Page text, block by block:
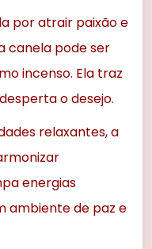
por atrair paixão e
canela pode ser
incenso. Ela traz
o desejo.
relaxantes, a
energias
ambiente de paz e